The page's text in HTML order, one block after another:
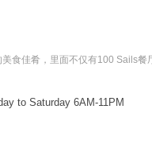
食佳肴，里面不仅有100 Sails餐
to Saturday 6AM-11PM